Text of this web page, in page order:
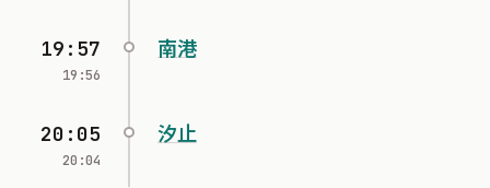
19:57
19:56
南港
20:05
20:04
汐止